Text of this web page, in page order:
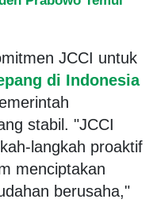
JCCI untuk
di Indonesia
stabil. "JCCI
langkah proaktif
menciptakan
berusaha,"